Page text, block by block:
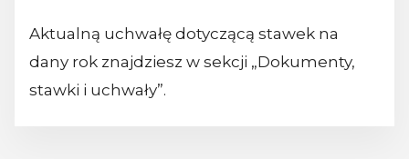
Aktualną uchwałę dotyczącą stawek na
dany rok znajdziesz w sekcji „Dokumenty,
stawki i uchwały”.